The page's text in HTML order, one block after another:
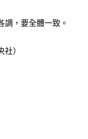
，要全體一致。
）